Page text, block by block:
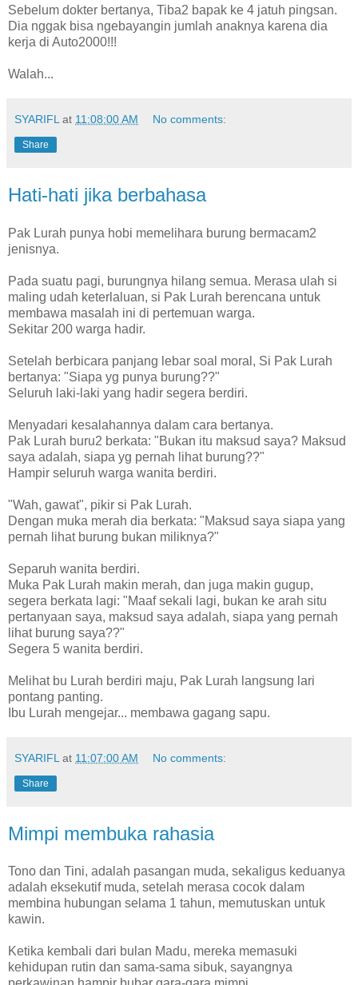
Sebelum dokter bertanya, Tiba2 bapak ke 4 jatuh pingsan.
Dia nggak bisa ngebayangin jumlah anaknya karena dia
kerja di Auto2000!!!
Walah..‎​‎​‎​.
SYARIFL at 11:08:00 AM No comments:
Share
Hati-hati jika berbahasa
Pak Lurah punya hobi memelihara burung bermacam2
jenisnya.
Pada suatu pagi, burungnya hilang semua. Merasa ulah si
maling udah keterlaluan, si Pak Lurah berencana untuk
membawa masalah ini di pertemuan warga.
Sekitar 200 warga hadir.
Setelah berbicara panjang lebar soal moral, Si Pak Lurah
bertanya: "Siapa yg punya burung??"
Seluruh laki-laki yang hadir segera berdiri.
Menyadari kesalahannya dalam cara bertanya.
Pak Lurah buru2 berkata: "Bukan itu maksud saya? Maksud
saya adalah, siapa yg pernah lihat burung??"
Hampir seluruh warga wanita berdiri.
"Wah, gawat", pikir si Pak Lurah.
Dengan muka merah dia berkata: "Maksud saya siapa yang
pernah lihat burung bukan miliknya?"
Separuh wanita berdiri.
Muka Pak Lurah makin merah, dan juga makin gugup,
segera berkata lagi: "Maaf sekali lagi, bukan ke arah situ
pertanyaan saya, maksud saya adalah, siapa yang pernah
lihat burung saya??"
Segera 5 wanita berdiri.
Melihat bu Lurah berdiri maju, Pak Lurah langsung lari
pontang panting.
Ibu Lurah mengejar... membawa gagang sapu.
SYARIFL at 11:07:00 AM No comments:
Share
Mimpi membuka rahasia
Tono dan Tini, adalah pasangan muda, sekaligus keduanya
adalah eksekutif muda, setelah merasa cocok dalam
membina hubungan selama 1 tahun, memutuskan untuk
kawin.
Ketika kembali dari bulan Madu, mereka memasuki
kehidupan rutin dan sama-sama sibuk, sayangnya